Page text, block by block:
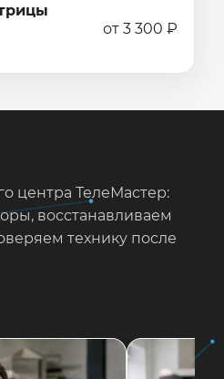
от 3 300 ₽
центра ТелеМастер:
восстанавливаем
технику после